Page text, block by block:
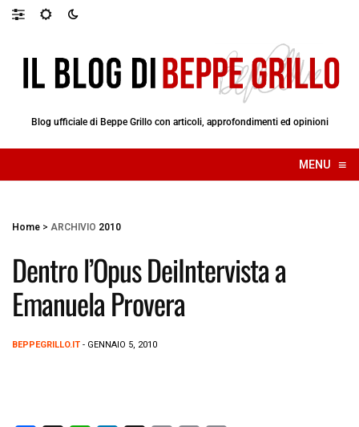
Blog ufficiale di Beppe Grillo con articoli, approfondimenti ed opinioni
MENU ≡
☰
Home > ARCHIVIO 2010
Dentro l’Opus DeiIntervista a
Emanuela Provera
BEPPEGRILLO.IT - GENNAIO 5, 2010